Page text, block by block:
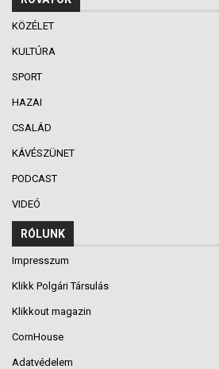
KÖZÉLET
KULTÚRA
SPORT
HAZAI
CSALÁD
KÁVÉSZÜNET
PODCAST
VIDEÓ
RÓLUNK
Impresszum
Klikk Polgári Társulás
Klikkout magazin
CornHouse
Adatvédelem